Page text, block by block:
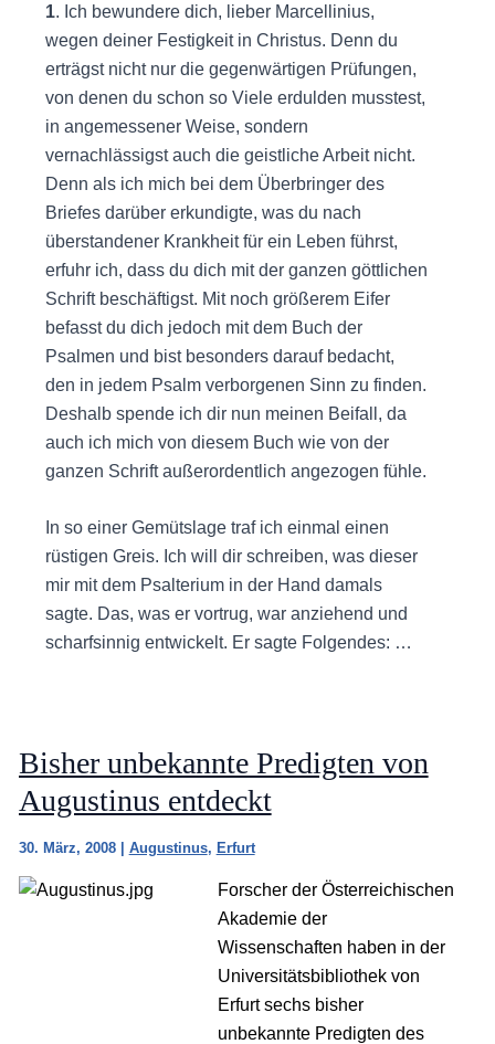
1. Ich bewundere dich, lieber Marcellinius,
wegen deiner Festigkeit in Christus. Denn du
erträgst nicht nur die gegenwärtigen Prüfungen,
von denen du schon so Viele erdulden musstest,
in angemessener Weise, sondern
vernachlässigst auch die geistliche Arbeit nicht.
Denn als ich mich bei dem Überbringer des
Briefes darüber erkundigte, was du nach
überstandener Krankheit für ein Leben führst,
erfuhr ich, dass du dich mit der ganzen göttlichen
Schrift beschäftigst. Mit noch größerem Eifer
befasst du dich jedoch mit dem Buch der
Psalmen und bist besonders darauf bedacht,
den in jedem Psalm verborgenen Sinn zu finden.
Deshalb spende ich dir nun meinen Beifall, da
auch ich mich von diesem Buch wie von der
ganzen Schrift außerordentlich angezogen fühle.
In so einer Gemütslage traf ich einmal einen
rüstigen Greis. Ich will dir schreiben, was dieser
mir mit dem Psalterium in der Hand damals
sagte. Das, was er vortrug, war anziehend und
scharfsinnig entwickelt. Er sagte Folgendes: …
Bisher unbekannte Predigten von
Augustinus entdeckt
30. März, 2008 Augustinus, Erfurt
Forscher der Österreichischen
Akademie der
Wissenschaften haben in der
Universitätsbibliothek von
Erfurt sechs bisher
unbekannte Predigten des